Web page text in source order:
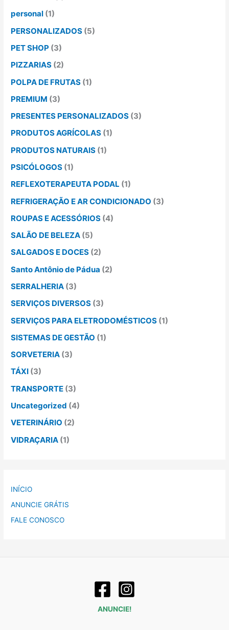
personal (1)
PERSONALIZADOS (5)
PET SHOP (3)
PIZZARIAS (2)
POLPA DE FRUTAS (1)
PREMIUM (3)
PRESENTES PERSONALIZADOS (3)
PRODUTOS AGRÍCOLAS (1)
PRODUTOS NATURAIS (1)
PSICÓLOGOS (1)
REFLEXOTERAPEUTA PODAL (1)
REFRIGERAÇÃO E AR CONDICIONADO (3)
ROUPAS E ACESSÓRIOS (4)
SALÃO DE BELEZA (5)
SALGADOS E DOCES (2)
Santo Antônio de Pádua (2)
SERRALHERIA (3)
SERVIÇOS DIVERSOS (3)
SERVIÇOS PARA ELETRODOMÉSTICOS (1)
SISTEMAS DE GESTÃO (1)
SORVETERIA (3)
TÁXI (3)
TRANSPORTE (3)
Uncategorized (4)
VETERINÁRIO (2)
VIDRAÇARIA (1)
INÍCIO
ANUNCIE GRÁTIS
FALE CONOSCO
ANUNCIE!